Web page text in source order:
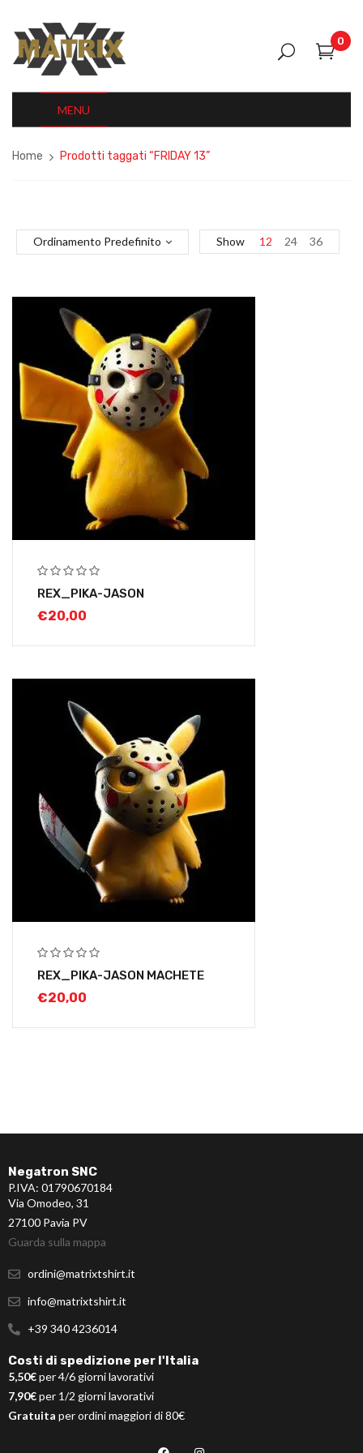
0
MENU
Home Prodotti taggati “FRIDAY 13”
Ordinamento Predefinito Show 12 24 36
REX_PIKA-JASON
€20,00
REX_PIKA-JASON MACHETE
€20,00
Negatron SNC
P.IVA: 01790670184
Via Omodeo, 31
27100 Pavia PV
Guarda sulla mappa
ordini@matrixtshirt.it
info@matrixtshirt.it
+39 340 4236014
Costi di spedizione per l'Italia
5,50€per 4/6 giorni lavorativi
7,90€per 1/2 giorni lavorativi
Gratuita per ordini maggiori di 80€